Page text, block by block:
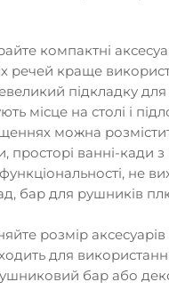
компактні
речей краще
підкладку
місце на столі і
можна
просторі ванні-кади
не
бар для рушників
розмір
для
бар або